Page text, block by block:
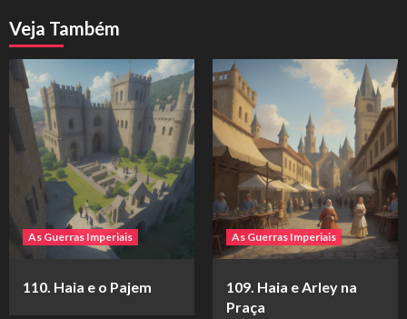
Veja Também
As Guerras Imperiais
110. Haia e o Pajem
As Guerras Imperiais
109. Haia e Arley na
Praça